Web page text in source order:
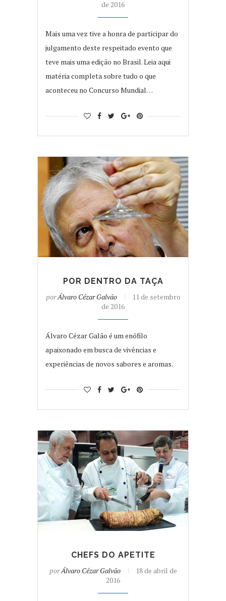
de 2016
Mais uma vez tive a honra de participar do
julgamento deste respeitado evento que
teve mais uma edição no Brasil. Leia aqui
matéria completa sobre tudo o que
aconteceu no Concurso Mundial…
POR DENTRO DA TAÇA
porÁlvaro Cézar Galvão
11 de setembro
de 2016
Álvaro Cézar Galão é um enófilo
apaixonado em busca de vivências e
experiências de novos sabores e aromas.
CHEFS DO APETITE
porÁlvaro Cézar Galvão
18 de abril de
2016